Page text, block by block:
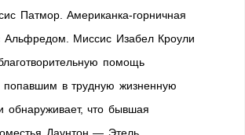
Патмор. Американка-горничная
Альфредом. Миссис Изабел Кроули
помощь
в трудную жизненную
обнаруживает, что бывшая